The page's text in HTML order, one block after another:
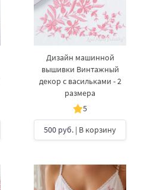
Дизайн машинной
вышивки Винтажный
декор с васильками - 2
размера
5
500 руб. | В корзину